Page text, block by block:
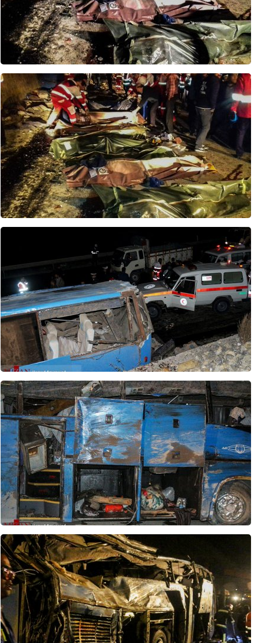
فرار مغزها و سرمایه‌ها؛ هزینه پنهان جنگ برای اقتصاد در حال خونریزی رژیم صهیونیستی